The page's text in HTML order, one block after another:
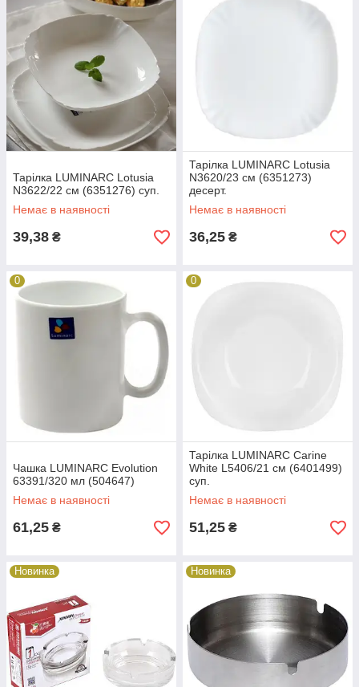
Тарілка LUMINARC Lotusia
N3622/22 см (6351276) суп.
Немає в наявності
39,38 ₴
Тарілка LUMINARC Lotusia
N3620/23 см (6351273)
десерт.
Немає в наявності
36,25 ₴
0
Чашка LUMINARC Evolution
63391/320 мл (504647)
Немає в наявності
61,25 ₴
0
Тарілка LUMINARC Carine
White L5406/21 см (6401499)
суп.
Немає в наявності
51,25 ₴
Новинка Новинка